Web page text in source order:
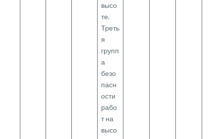
высо
те.
Треть
я
групп
а
безо
пасн
ости
рабо
т на
высо